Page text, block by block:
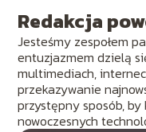
Redakcja
Jesteśmy zespołem
entuzjazmem dzielą
multimediach,
przekazywanie
przystępny sposób,
nowoczesnych